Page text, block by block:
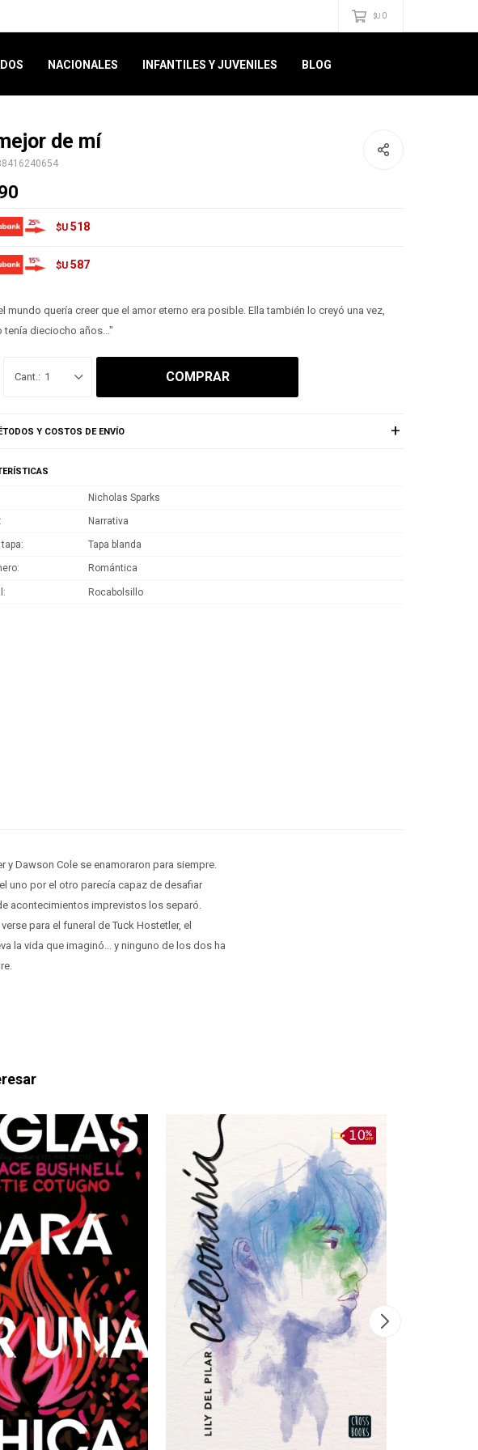
NACIONALES INFANTILES Y JUVENILES BLOG
$U 0
de mí
$U 518
$U 587
mundo quería creer que el amor eterno era posible. Ella también lo creyó una vez,
tenía dieciocho años..."
1 COMPRAR
Y COSTOS DE ENVÍO
Nicholas Sparks
Narrativa
Tapa blanda
Romántica
Rocabolsillo
y Dawson Cole se enamoraron para siempre.
uno por el otro parecía capaz de desafiar
acontecimientos imprevistos los separó.
para el funeral de Tuck Hostetler, el
la vida que imaginó... y ninguno de los dos ha